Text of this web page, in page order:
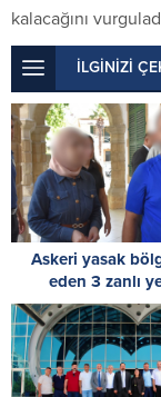
kalacağını
İLGİNİZİ
Askeri yasak
eden 3 zanlı